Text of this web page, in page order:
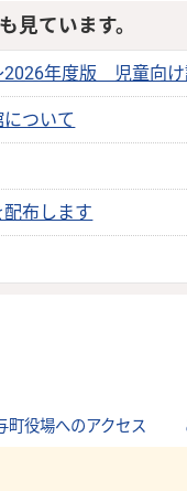
見ています。
年度版 児童向
ついて
配布します
町役場へのアクセス